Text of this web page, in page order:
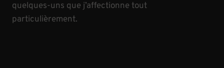
quelques-uns que j’affectionne tout
particulièrement.